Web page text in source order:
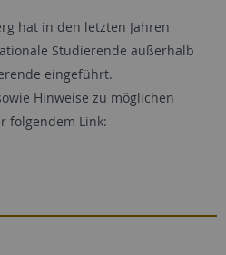
hat in den letzten Jahren
Studierende außerhalb
eingeführt.
Hinweise zu möglichen
folgendem Link: